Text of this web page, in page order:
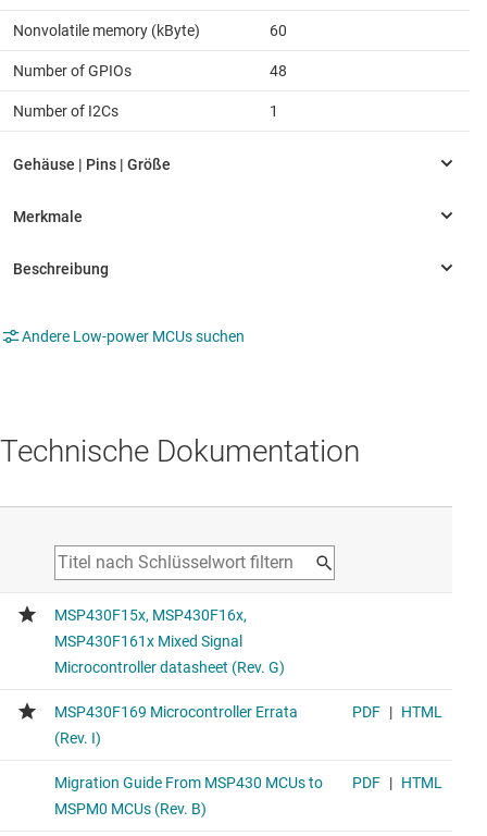
Nonvolatile memory (kByte) 60
Number of GPIOs 48
Number of I2Cs 1
Andere Low-power MCUs suchen
Technische Dokumentation